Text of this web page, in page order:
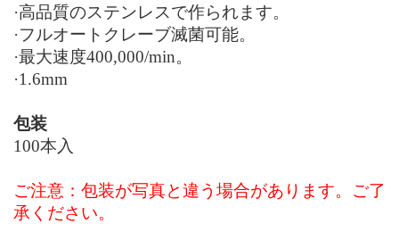
·高品質のステンレスで作られます。
·フルオートクレーブ滅菌可能。
·最大速度400,000/min。
·1.6mm
包装
100本入
ご注意： 包装が写真と違う場合があります。ご了
承ください。